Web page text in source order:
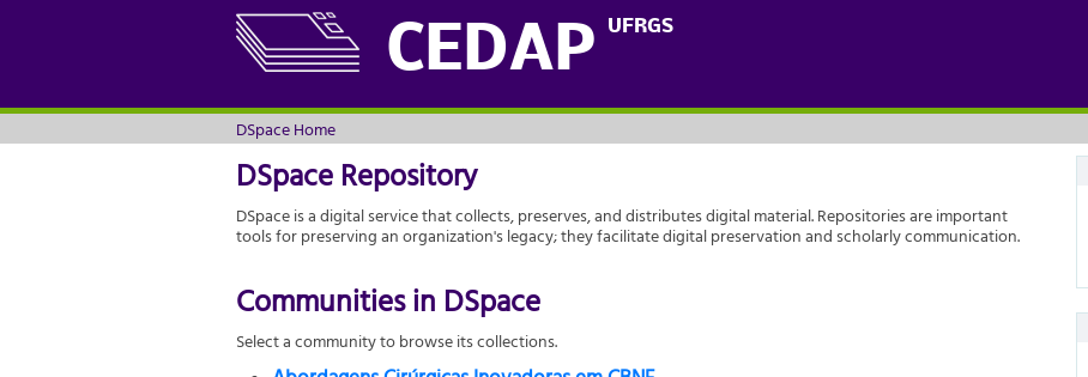
CEDAP UFRGS
DSpace Home
DSpace Home
DSpace Repository
DSpace is a digital service that collects, preserves, and distributes digital material. Repositories are important
tools for preserving an organization's legacy; they facilitate digital preservation and scholarly communication.
Communities in DSpace
Select a community to browse its collections.